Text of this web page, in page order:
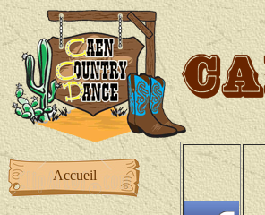
Accueil